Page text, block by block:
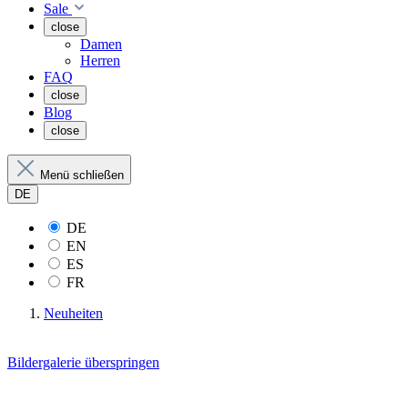
Sale
close
Damen
Herren
FAQ
close
Blog
close
Menü schließen
DE
DE
EN
ES
FR
Neuheiten
Bildergalerie überspringen